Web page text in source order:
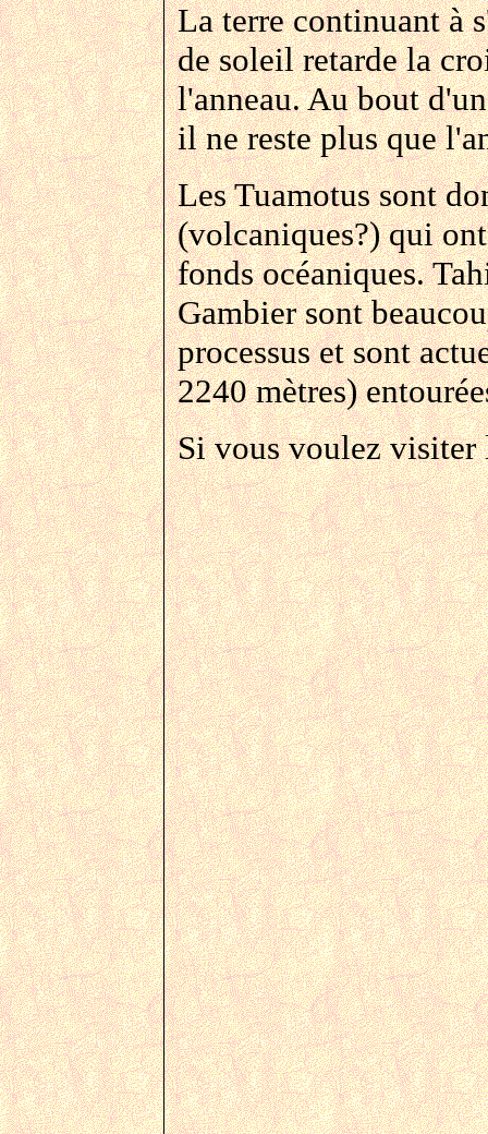
La terre continuant à
de soleil retarde la
l'anneau. Au bout
il ne reste plus que
Les Tuamotus sont
(volcaniques?) qui
fonds océaniques.
Gambier sont
processus et sont
2240 mètres)
Si vous voulez visiter